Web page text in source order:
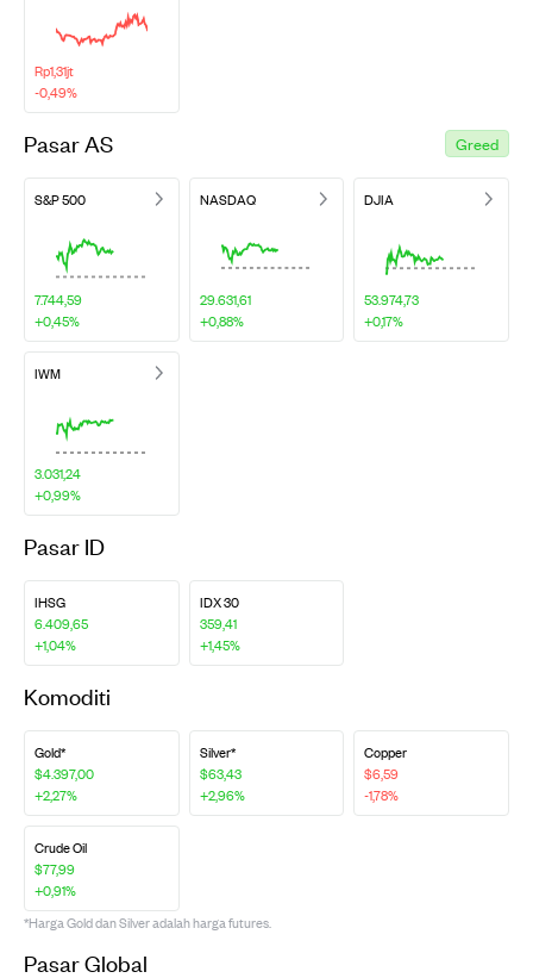
Rp1,31jt
-0,49%
Pasar AS Greed
S&P 500
7.744,59
+0,45%
NASDAQ
29.631,61
+0,88%
DJIA
53.974,73
+0,17%
IWM
3.031,24
+0,99%
Pasar ID
IHSG
6.409,65
+1,04%
IDX 30
359,41
+1,45%
Komoditi
Gold*
$4.397,00
+2,27%
Silver*
$63,43
+2,96%
Copper
$6,59
-1,78%
Crude Oil
$77,99
+0,91%
*Harga Gold dan Silver adalah harga futures.
Pasar Global